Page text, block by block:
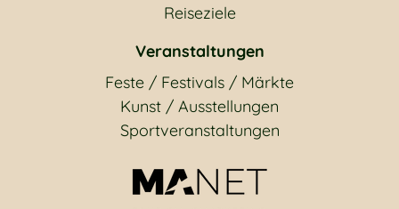
Reiseziele
Veranstaltungen
Feste / Festivals / Märkte
Kunst / Ausstellungen
Sportveranstaltungen